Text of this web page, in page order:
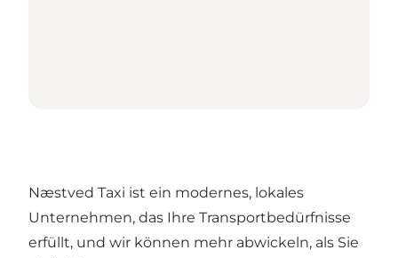
Næstved Taxi ist ein modernes, lokales
Unternehmen, das Ihre Transportbedürfnisse
erfüllt, und wir können mehr abwickeln, als Sie